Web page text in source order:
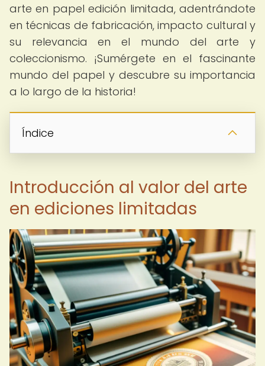
arte en papel edición limitada, adentrándote
en técnicas de fabricación, impacto cultural y
su relevancia en el mundo del arte y
coleccionismo. ¡Sumérgete en el fascinante
mundo del papel y descubre su importancia
a lo largo de la historia!
Índice
Introducción al valor del arte
en ediciones limitadas